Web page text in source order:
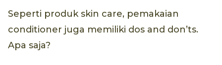
Seperti produk skin care, pemakaian
conditioner juga memiliki dos and don’ts.
Apa saja?